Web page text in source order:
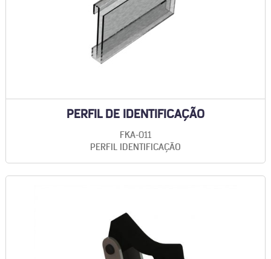
PERFIL DE IDENTIFICAÇÃO
FKA-011
PERFIL IDENTIFICAÇÃO